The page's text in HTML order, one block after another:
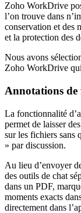
Zoho WorkDrive
l’on trouve dans
conservation et des
et la protection des
Nous avons
Zoho WorkDrive
Annotations de
La fonctionnalité
permet de laisser
sur les fichiers sans
» par discussion.
Au lieu d’envoyer
des outils de chat
dans un PDF,
moments exacts
directement dans